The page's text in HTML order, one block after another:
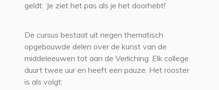
geldt: ‘Je ziet het pas als je het doorhebt!’
De cursus bestaat uit negen thematisch
opgebouwde delen over de kunst van de
middeleeuwen tot aan de Verliching. Elk college
duurt twee uur en heeft een pauze. Het rooster
is als volgt: